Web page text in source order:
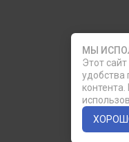
МЫ
Этот
удобства